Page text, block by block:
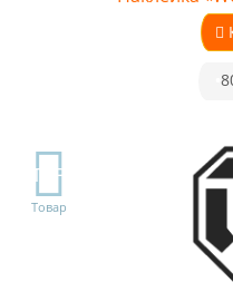
TOP
Товар